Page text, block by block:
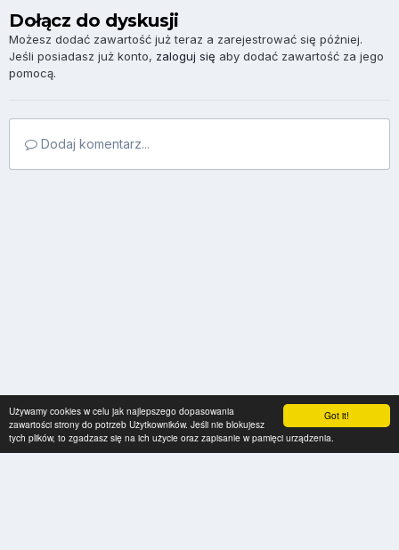
Got it!
Używamy cookies w celu jak najlepszego dopasowania
zawartości strony do potrzeb Użytkowników. Jeśli nie blokujesz
tych plików, to zgadzasz się na ich użycie oraz zapisanie w pamięci urządzenia.
Dołącz do dyskusji
Możesz dodać zawartość już teraz a zarejestrować się później.
Jeśli posiadasz już konto, zaloguj się aby dodać zawartość za jego
pomocą.
Dodaj komentarz...